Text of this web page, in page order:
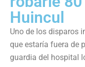
Huincul
Uno de los disparos
que estaría fuera de
guardia del hospital